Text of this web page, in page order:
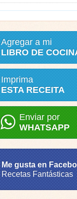
Agregar a mi
LIBRO DE
Imprima
ESTA RECEITA
Enviar por
WHATSAPP
Me gusta en
Recetas Fantásticas